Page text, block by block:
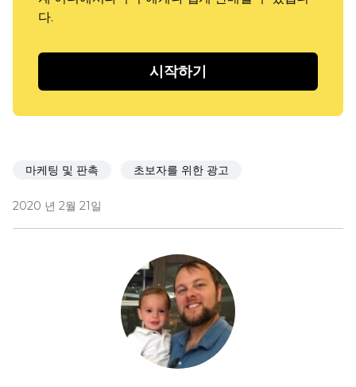
다.
시작하기
마케팅 및 판촉 초보자를 위한 광고
2020 년 2월 21일